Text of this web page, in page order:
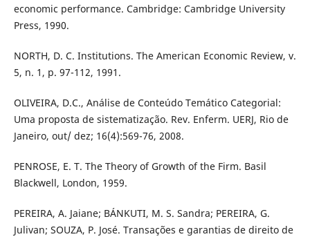
economic performance. Cambridge: Cambridge University
Press, 1990.
NORTH, D. C. Institutions. The American Economic Review, v.
5, n. 1, p. 97-112, 1991.
OLIVEIRA, D.C., Análise de Conteúdo Temático Categorial:
Uma proposta de sistematização. Rev. Enferm. UERJ, Rio de
Janeiro, out/ dez; 16(4):569-76, 2008.
PENROSE, E. T. The Theory of Growth of the Firm. Basil
Blackwell, London, 1959.
PEREIRA, A. Jaiane; BÁNKUTI, M. S. Sandra; PEREIRA, G.
Julivan; SOUZA, P. José. Transações e garantias de direito de